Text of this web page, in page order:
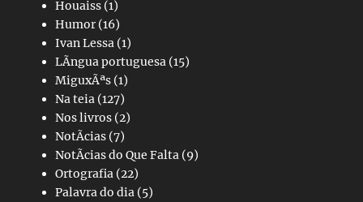
Houaiss (1)
Humor(16)
Ivan Lessa (1)
LÃ­ngua portuguesa (15)
MiguxÃªs (1)
Na teia (127)
Nos livros (2)
NotÃ­cias (7)
NotÃ­cias do Que Falta (9)
Ortografia (22)
Palavra do dia (5)